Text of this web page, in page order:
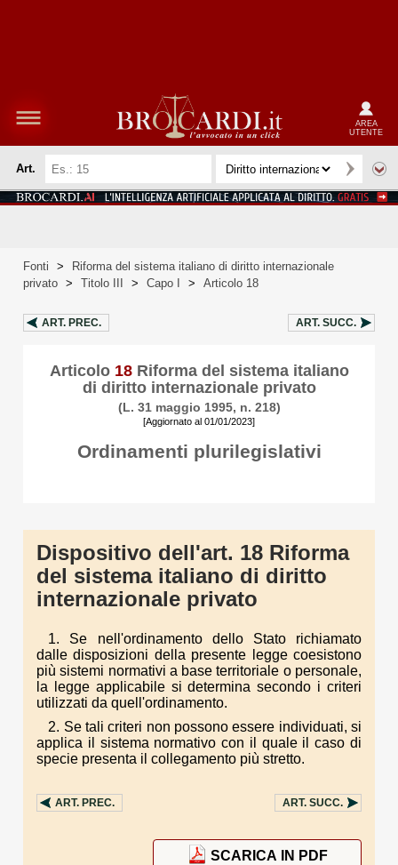
AREA
UTENTE
Art.
Fonti >
Riforma del sistema italiano di diritto internazionale
privato > Titolo III > Capo I > Articolo 18
ART. PREC. ART. SUCC.
Articolo 18Riforma del sistema italiano
di diritto internazionale privato
(L. 31 maggio 1995, n. 218)
[Aggiornato al 01/01/2023]
Ordinamenti plurilegislativi
Dispositivo dell'art. 18 Riforma
del sistema italiano di diritto
internazionale privato
1. Se nell'ordinamento dello Stato richiamato
dalle disposizioni della presente legge coesistono
più sistemi normativi a base territoriale o personale,
la legge applicabile si determina secondo i criteri
utilizzati da quell'ordinamento.
2. Se tali criteri non possono essere individuati, si
applica il sistema normativo con il quale il caso di
specie presenta il collegamento più stretto.
ART. PREC. ART. SUCC.
SCARICA IN PDF